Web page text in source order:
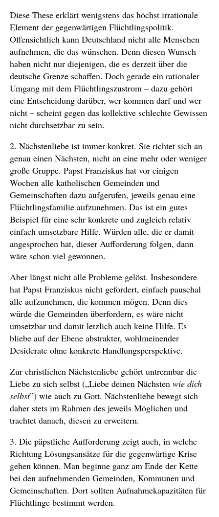
Diese These erklärt wenigstens das höchst irrationale
Element der gegenwärtigen Flüchtlingspolitik.
Offensichtlich kann Deutschland nicht alle Menschen
aufnehmen, die das wünschen. Denn diesen Wunsch
haben nicht nur diejenigen, die es derzeit über die
deutsche Grenze schaffen. Doch gerade ein rationaler
Umgang mit dem Flüchtlingszustrom – dazu gehört
eine Entscheidung darüber, wer kommen darf und wer
nicht – scheint gegen das kollektive schlechte Gewissen
nicht durchsetzbar zu sein.
2. Nächstenliebe ist immer konkret. Sie richtet sich an
genau einen Nächsten, nicht an eine mehr oder weniger
große Gruppe. Papst Franziskus hat vor einigen
Wochen alle katholischen Gemeinden und
Gemeinschaften dazu aufgerufen, jeweils genau eine
Flüchtlingsfamilie aufzunehmen. Das ist ein gutes
Beispiel für eine sehr konkrete und zugleich relativ
einfach umsetzbare Hilfe. Würden alle, die er damit
angesprochen hat, dieser Aufforderung folgen, dann
wäre schon viel gewonnen.
Aber längst nicht alle Probleme gelöst. Insbesondere
hat Papst Franziskus nicht gefordert, einfach pauschal
alle aufzunehmen, die kommen mögen. Denn dies
würde die Gemeinden überfordern, es wäre nicht
umsetzbar und damit letzlich auch keine Hilfe. Es
bliebe auf der Ebene abstrakter, wohlmeinender
Desiderate ohne konkrete Handlungsperspektive.
Zur christlichen Nächstenliebe gehört untrennbar die
Liebe zu sich selbst („Liebe deinen Nächsten wie dich
selbst”) wie auch zu Gott. Nächstenliebe bewegt sich
daher stets im Rahmen des jeweils Möglichen und
trachtet danach, diesen zu erweitern.
3. Die päpstliche Aufforderung zeigt auch, in welche
Richtung Lösungsansätze für die gegenwärtige Krise
gehen können. Man beginne ganz am Ende der Kette
bei den aufnehmenden Gemeinden, Kommunen und
Gemeinschaften. Dort sollten Aufnahmekapazitäten für
Flüchtlinge bestimmt werden.